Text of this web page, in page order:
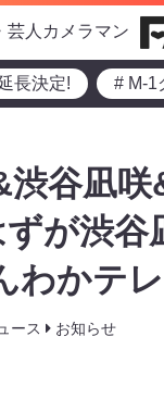
芸人カメラマン
長決定! # M-1
渋谷凪
が渋谷
わかテレ
ース お知らせ